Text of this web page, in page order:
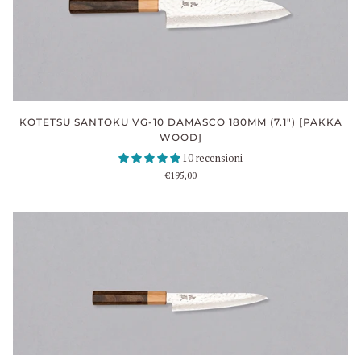
KOTETSU SANTOKU VG-10 DAMASCO 180MM (7.1") [PAKKA
WOOD]
10 recensioni
€195,00